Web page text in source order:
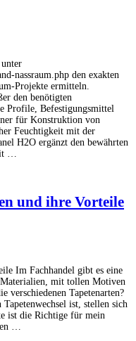
nassraum.php den exakten
Projekte ermitteln.
den benötigten
Profile, Befestigungsmittel
für Konstruktion von
Feuchtigkeit mit der
H2O ergänzt den bewährten
…
und ihre Vorteile
Im Fachhandel gibt es eine
mit tollen Motiven
verschiedenen Tapetenarten?
ist, stellen sich
ist die Richtige für mein
…